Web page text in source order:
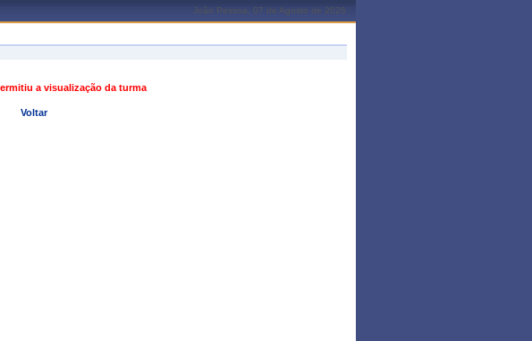
João Pessoa, 07 de Agosto de 2026
a visualização da turma
Voltar